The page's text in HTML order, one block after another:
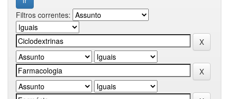
Filtros correntes: